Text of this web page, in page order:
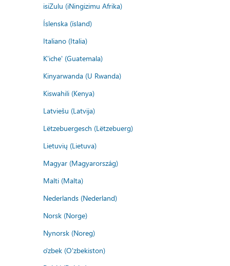
isiZulu (iNingizimu Afrika)
Íslenska (ísland)
Italiano (Italia)
K'iche' (Guatemala)
Kinyarwanda (U Rwanda)
Kiswahili (Kenya)
Latviešu (Latvija)
Lëtzebuergesch (Lëtzebuerg)
Lietuvių (Lietuva)
Magyar (Magyarország)
Malti (Malta)
Nederlands (Nederland)
Norsk (Norge)
Nynorsk (Noreg)
o'zbek (O'zbekiston)